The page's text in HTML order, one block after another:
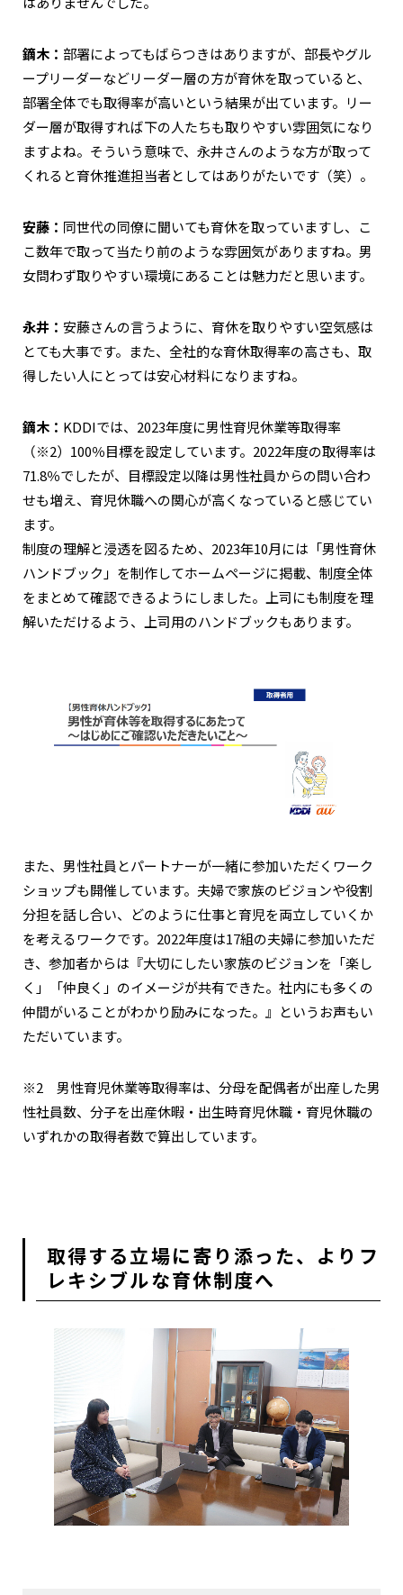
鏑木： 部署によってもばらつきはありますが、部長やグル
ープリーダーなどリーダー層の方が育休を取っていると、
部署全体でも取得率が高いという結果が出ています。リー
ダー層が取得すれば下の人たちも取りやすい雰囲気になり
ますよね。そういう意味で、永井さんのような方が取って
くれると育休推進担当者としてはありがたいです（笑）。
安藤： 同世代の同僚に聞いても育休を取っていますし、こ
こ数年で取って当たり前のような雰囲気がありますね。男
女問わず取りやすい環境にあることは魅力だと思います。
永井： 安藤さんの言うように、育休を取りやすい空気感は
とても大事です。また、全社的な育休取得率の高さも、取
得したい人にとっては安心材料になりますね。
鏑木： KDDIでは、2023年度に男性育児休業等取得率
（※2）100％目標を設定しています。2022年度の取得率は
71.8％でしたが、目標設定以降は男性社員からの問い合わ
せも増え、育児休職への関心が高くなっていると感じてい
ます。
制度の理解と浸透を図るため、2023年10月には「男性育休
ハンドブック」を制作してホームページに掲載、制度全体
をまとめて確認できるようにしました。上司にも制度を理
解いただけるよう、上司用のハンドブックもあります。
また、男性社員とパートナーが一緒に参加いただくワーク
ショップも開催しています。夫婦で家族のビジョンや役割
分担を話し合い、どのように仕事と育児を両立していくか
を考えるワークです。2022年度は17組の夫婦に参加いただ
き、参加者からは『大切にしたい家族のビジョンを「楽し
く」「仲良く」のイメージが共有できた。社内にも多くの
仲間がいることがわかり励みになった。』というお声もい
ただいています。
※2 男性育児休業等取得率は、分母を配偶者が出産した男
性社員数、分子を出産休暇・出生時育児休職・育児休職の
いずれかの取得者数で算出しています。
取得する立場に寄り添った、よりフ
レキシブルな育休制度へ